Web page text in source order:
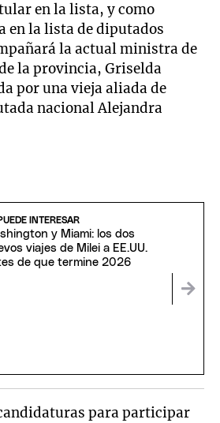
en la lista, y como
en la lista de diputados
la actual ministra de
la provincia, Griselda
por una vieja aliada de
nacional Alejandra
INTERESAR
y Miami: los dos
viajes de Milei a EE.UU.
de que termine 2026
para participar